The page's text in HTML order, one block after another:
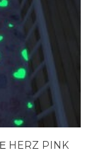
HERZ PINK